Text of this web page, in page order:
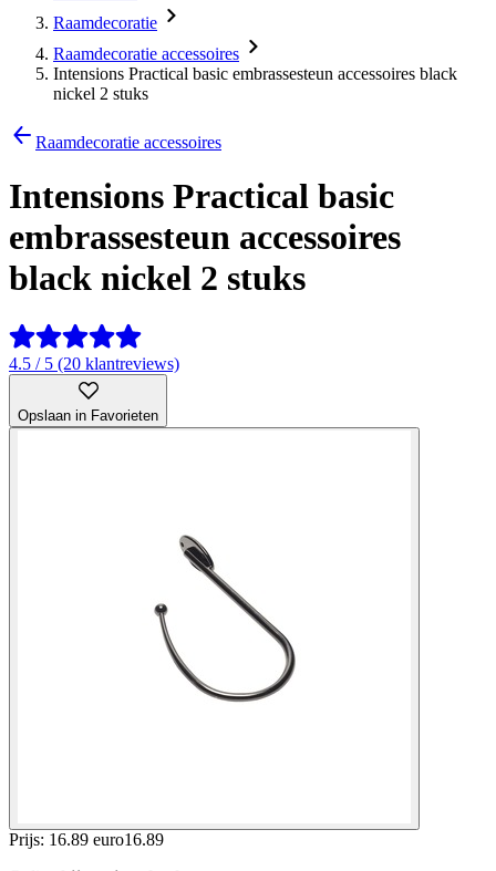
Raamdecoratie
Raamdecoratie accessoires
Intensions Practical basic embrassesteun accessoires black
nickel 2 stuks
Raamdecoratie accessoires
Intensions Practical basic
embrassesteun accessoires
black nickel 2 stuks
4.5 / 5 (20 klantreviews)
Opslaan in Favorieten
Prijs: 16.89 euro16.89